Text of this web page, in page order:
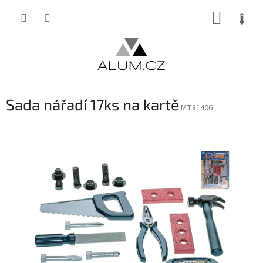
Sada nářadí 17ks na kartě MT81406